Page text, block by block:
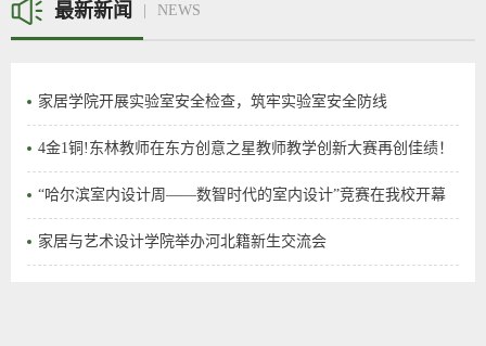
最新新闻 NEWS
家居学院开展实验室安全检查，筑牢实验室安全防线
4金1铜!东林教师在东方创意之星教师教学创新大赛再创佳绩！
“哈尔滨室内设计周——数智时代的室内设计”竞赛在我校开幕
家居与艺术设计学院举办河北籍新生交流会